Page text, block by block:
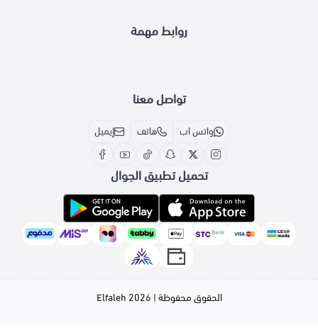
روابط مهمة
تواصل معنا
واتس اب هاتف إيميل
تحميل تطبيق الجوال
الحقوق محفوظة | 2026 Elfaleh